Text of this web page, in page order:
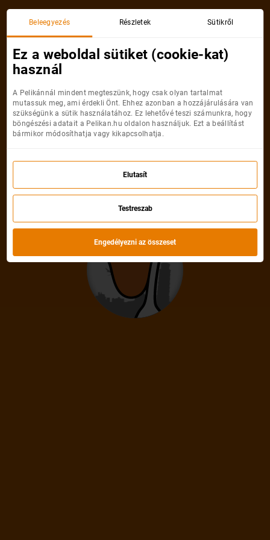
Beleegyezés Részletek Sütikről
Ez a weboldal sütiket (cookie-kat)
használ
A Pelikánnál mindent megteszünk, hogy csak olyan tartalmat
mutassuk meg, ami érdekli Önt. Ehhez azonban a hozzájárulására van
szükségünk a sütik használatához. Ez lehetővé teszi számunkra, hogy
böngészési adatait a Pelikan.hu oldalon használjuk. Ezt a beállítást
bármikor módosíthatja vagy kikapcsolhatja.
Elutasít
Testreszab
Engedélyezni az összeset